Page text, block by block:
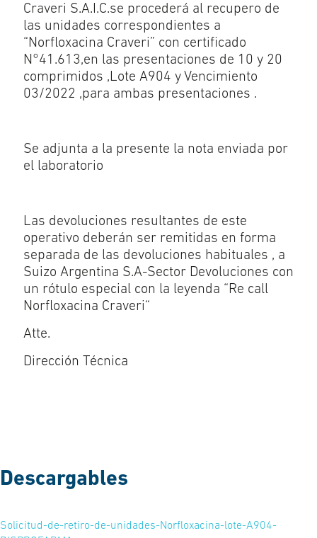
Craveri S.A.I.C.se procederá al recupero de
las unidades correspondientes a
“Norfloxacina Craveri” con certificado
N°41.613,en las presentaciones de 10 y 20
comprimidos ,Lote A904 y Vencimiento
03/2022 ,para ambas presentaciones .
Se adjunta a la presente la nota enviada por
el laboratorio
Las devoluciones resultantes de este
operativo deberán ser remitidas en forma
separada de las devoluciones habituales , a
Suizo Argentina S.A-Sector Devoluciones con
un rótulo especial con la leyenda “Re call
Norfloxacina Craveri“
Atte.
Dirección Técnica
Descargables
Solicitud-de-retiro-de-unidades-Norfloxacina-lote-A904-